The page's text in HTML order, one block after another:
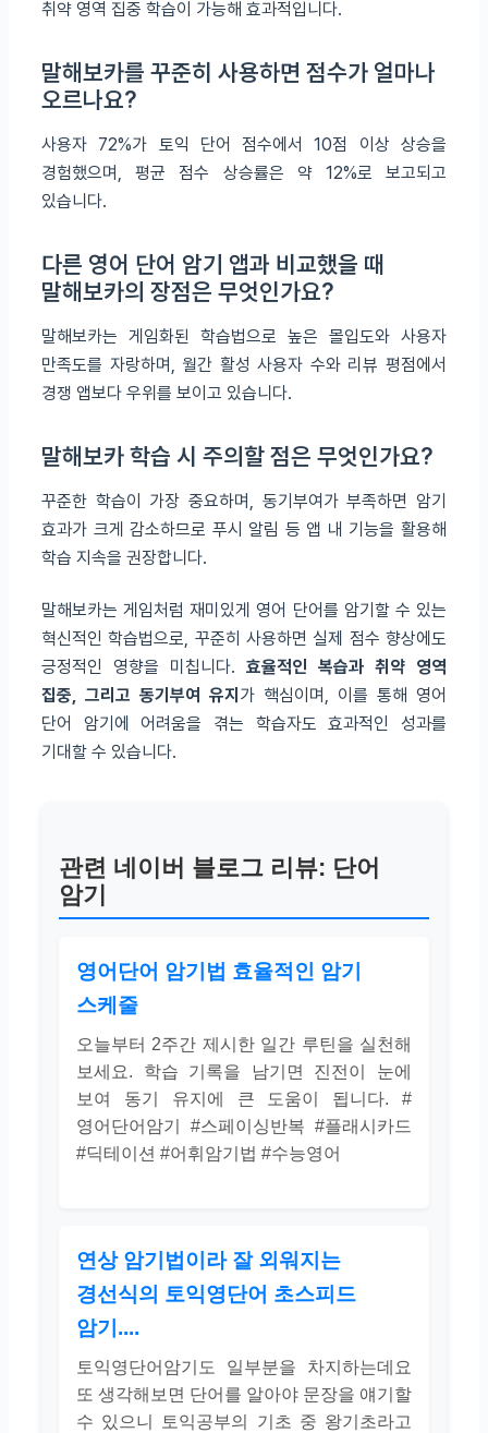
취약 영역 집중 학습이 가능해 효과적입니다.
말해보카를 꾸준히 사용하면 점수가 얼마나
오르나요?
사용자 72%가 토익 단어 점수에서 10점 이상 상승을
경험했으며, 평균 점수 상승률은 약 12%로 보고되고
있습니다.
다른 영어 단어 암기 앱과 비교했을 때
말해보카의 장점은 무엇인가요?
말해보카는 게임화된 학습법으로 높은 몰입도와 사용자
만족도를 자랑하며, 월간 활성 사용자 수와 리뷰 평점에서
경쟁 앱보다 우위를 보이고 있습니다.
말해보카 학습 시 주의할 점은 무엇인가요?
꾸준한 학습이 가장 중요하며, 동기부여가 부족하면 암기
효과가 크게 감소하므로 푸시 알림 등 앱 내 기능을 활용해
학습 지속을 권장합니다.
말해보카는 게임처럼 재미있게 영어 단어를 암기할 수 있는
혁신적인 학습법으로, 꾸준히 사용하면 실제 점수 향상에도
긍정적인 영향을 미칩니다. 효율적인 복습과 취약 영역
집중, 그리고 동기부여 유지 가 핵심이며, 이를 통해 영어
단어 암기에 어려움을 겪는 학습자도 효과적인 성과를
기대할 수 있습니다.
관련 네이버 블로그 리뷰: 단어
암기
영어단어 암기법 효율적인 암기
스케줄
오늘부터 2주간 제시한 일간 루틴을 실천해
보세요. 학습 기록을 남기면 진전이 눈에
보여 동기 유지에 큰 도움이 됩니다. #
영어단어암기 #스페이싱반복 #플래시카드
#딕테이션 #어휘암기법 #수능영어
연상 암기법이라 잘 외워지는
경선식의 토익영단어 초스피드
암기....
토익영단어암기도 일부분을 차지하는데요
또 생각해보면 단어를 알아야 문장을 얘기할
수 있으니 토익공부의 기초 중 왕기초라고